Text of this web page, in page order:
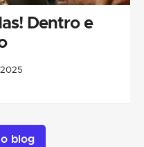
Dentro e
blog